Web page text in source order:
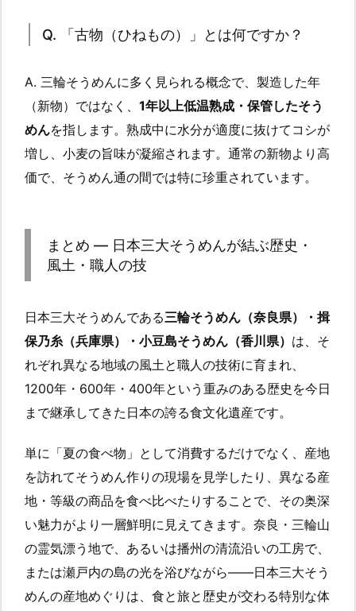
Q. 「古物（ひねもの）」とは何ですか？
A. 三輪そうめんに多く見られる概念で、製造した年
（新物）ではなく、 1年以上低温熟成・保管したそう
めんを指します。熟成中に水分が適度に抜けてコシが
増し、小麦の旨味が凝縮されます。通常の新物より高
価で、そうめん通の間では特に珍重されています。
まとめ — 日本三大そうめんが結ぶ歴史・
風土・職人の技
日本三大そうめんである三輪そうめん（奈良県）・揖
保乃糸（兵庫県）・小豆島そうめん（香川県） は、そ
れぞれ異なる地域の風土と職人の技術に育まれ、
1200年・600年・400年という重みのある歴史を今日
まで継承してきた日本の誇る食文化遺産です。
単に「夏の食べ物」として消費するだけでなく、産地
を訪れてそうめん作りの現場を見学したり、異なる産
地・等級の商品を食べ比べたりすることで、その奥深
い魅力がより一層鮮明に見えてきます。奈良・三輪山
の霊気漂う地で、あるいは播州の清流沿いの工房で、
または瀬戸内の島の光を浴びながら——日本三大そう
めんの産地めぐりは、食と旅と歴史が交わる特別な体